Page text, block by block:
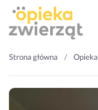
Strona główna Opieka